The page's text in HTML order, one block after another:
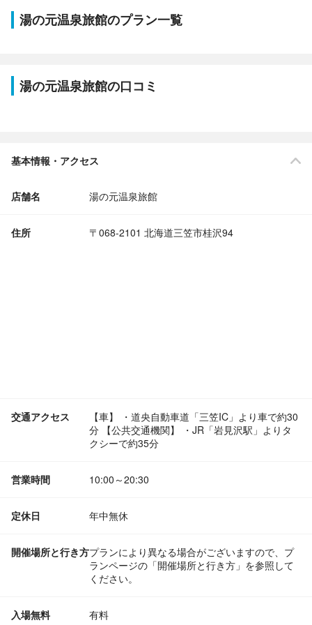
湯の元温泉旅館のプラン一覧
湯の元温泉旅館の口コミ
基本情報・アクセス
店舗名 湯の元温泉旅館
住所 〒068-2101 北海道三笠市桂沢94
交通アクセス
【車】 ・道央自動車道「三笠IC」より車で約30
分 【公共交通機関】 ・JR「岩見沢駅」よりタ
クシーで約35分
営業時間 10:00～20:30
定休日 年中無休
開催場所と行き方プランにより異なる場合がございますので、プ
ランページの「開催場所と行き方」を参照して
ください。
入場無料 有料